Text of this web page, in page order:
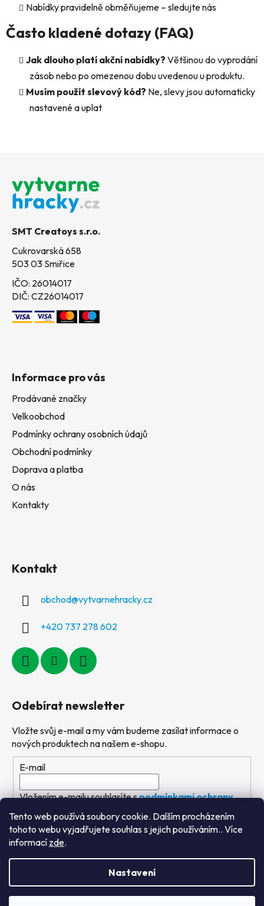
Tento web používá soubory cookie. Dalším procházením
tohoto webu vyjadřujete souhlas s jejich používáním.. Více
informací zde.
Nastavení
Nabídky pravidelně obměňujeme – sledujte nás
Často kladené dotazy (FAQ)
Jak dlouho platí akční nabídky? Většinou do vyprodání
zásob nebo po omezenou dobu uvedenou u produktu.
Musím použít slevový kód? Ne, slevy jsou automaticky
nastavené a uplat
SMT Creatoys s.r.o.
Cukrovarská 658
503 03 Smiřice
IČO: 26014017
DIČ: CZ26014017
Informace pro vás
Prodávané značky
Velkoobchod
Podmínky ochrany osobních údajů
Obchodní podmínky
Doprava a platba
O nás
Kontakty
Kontakt
obchod@vytvarnehracky.cz
+420 737 278 602
Odebírat newsletter
Vložte svůj e-mail a my vám budeme zasílat informace o
nových produktech na našem e-shopu.
E-mail
Vložením e-mailu souhlasíte spodmínkami ochrany
osobních údajů
PŘIHLÁSIT SE
Vytvořil Shoptet&PekneWeby